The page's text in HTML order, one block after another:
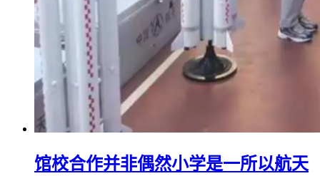
馆校合作并非偶然小学是一所以航天